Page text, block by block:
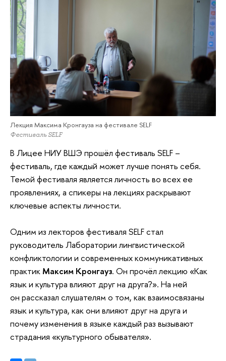
Лекция Максима Кронгауза на фестивале SELF
Фестиваль SELF
В Лицее НИУ ВШЭ прошёл фестиваль SELF –
фестиваль, где каждый может лучше понять себя.
Темой фестиваля является личность во всех ее
проявлениях, а спикеры на лекциях раскрывают
ключевые аспекты личности.
Одним из лекторов фестиваля SELF стал
руководитель Лаборатории лингвистической
конфликтологии и современных коммуникативных
практик Максим Кронгауз. Он прочёл лекцию «Как
язык и культура влияют друг на друга?». На ней
он рассказал слушателям о том, как взаимосвязаны
язык и культура, как они влияют друг на друга и
почему изменения в языке каждый раз вызывают
страдания «культурного обывателя».